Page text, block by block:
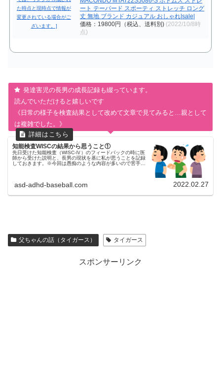
ート テーパード スポーティ ストレッチ ロング
丈 無地 ブランド カジュアル おしゃれ|sale|
価格：19800円（税込、送料別) (2022/10/8時
点)
発達害児の長男の成長記録も綴っています。
読んでいただけると嬉しいです
《日常の様子を検査結果として改めて文章で見てみると…親として
は複雑でした。》
知能検査WISCの結果から思うこと①
先日受けた知能検査（WISC-Ⅳ）のフィードバックの時に医
師から受けた説明と、長男の現状を基に私が思うことを記録
しておきます。※今回は愚痴のような内容が多いので苦手な
asd-adhd-baseball.com 2022.02.27
父ちゃんの話（タイガース） タイガース
スポンサーリンク